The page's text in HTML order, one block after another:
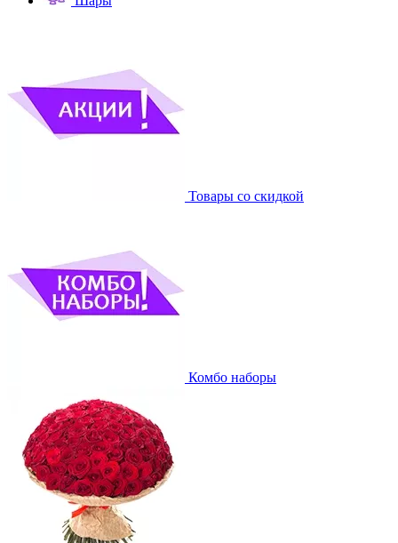
Товары со скидкой
Комбо наборы